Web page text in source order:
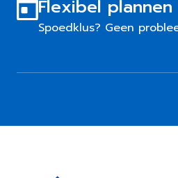
Flexibel plannen
Spoedklus? Geen